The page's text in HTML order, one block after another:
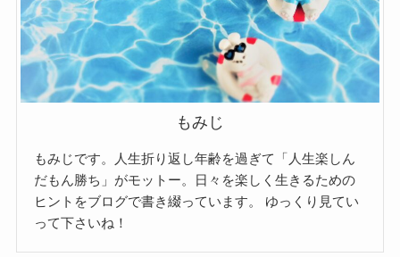
もみじ
もみじです。人生折り返し年齢を過ぎて「人生楽しん
だもん勝ち」がモットー。日々を楽しく生きるための
ヒントをブログで書き綴っています。
ゆっくり見てい
って下さいね！